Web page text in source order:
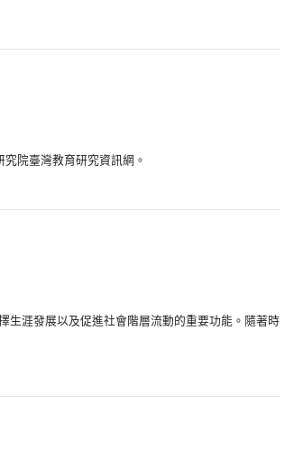
究院臺灣教育研究資訊網。
生涯發展以及促進社會階層流動的重要功能。隨著時